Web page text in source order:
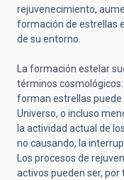
rejuvenecimiento,
formación de estrellas
de su entorno.
La formación estelar
términos
forman estrellas puede
Universo, o incluso
la actividad actual de
no causando, la
Los procesos de
activos pueden ser, por